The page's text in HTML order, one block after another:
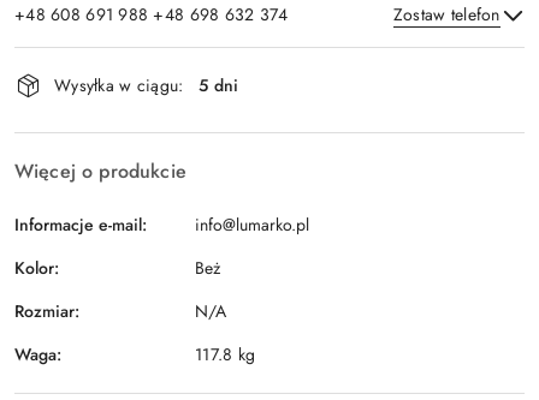
+48 608 691 988 +48 698 632 374 Zostaw telefon
Dostępność
i
dostawa
Wysyłka w ciągu: 5 dni
Więcej o produkcie
Informacje e-mail:
info@lumarko.pl
Kolor:
Beż
Rozmiar:
N/A
Waga:
117.8 kg